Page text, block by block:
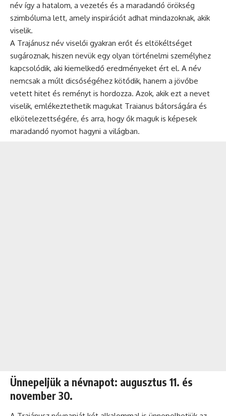
név így a hatalom, a vezetés és a maradandó örökség
szimbóluma lett, amely inspirációt adhat mindazoknak, akik
viselik.
A Trajánusz név viselői gyakran erőt és eltökéltséget
sugároznak, hiszen nevük egy olyan történelmi személyhez
kapcsolódik, aki kiemelkedő eredményeket ért el. A név
nemcsak a múlt dicsőségéhez kötődik, hanem a jövőbe
vetett hitet és reményt is hordozza. Azok, akik ezt a nevet
viselik, emlékeztethetik magukat Traianus bátorságára és
elkötelezettségére, és arra, hogy ők maguk is képesek
maradandó nyomot hagyni a világban.
Ünnepeljük a névnapot: augusztus 11. és
november 30.